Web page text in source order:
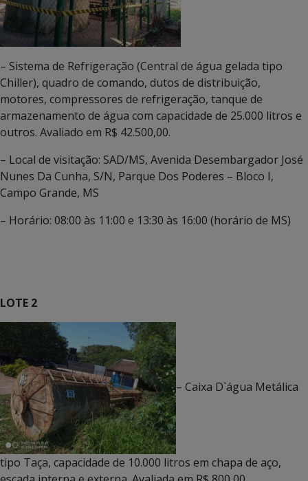
– Sistema de Refrigeração (Central de água gelada tipo
Chiller), quadro de comando, dutos de distribuição,
motores, compressores de refrigeração, tanque de
armazenamento de água com capacidade de 25.000 litros e
outros. Avaliado em R$ 42.500,00.
– Local de visitação: SAD/MS, Avenida Desembargador José
Nunes Da Cunha, S/N, Parque Dos Poderes – Bloco I,
Campo Grande, MS
– Horário: 08:00 às 11:00 e 13:30 às 16:00 (horário de MS)
LOTE 2
– Caixa D`água Metálica
tipo Taça, capacidade de 10.000 litros em chapa de aço,